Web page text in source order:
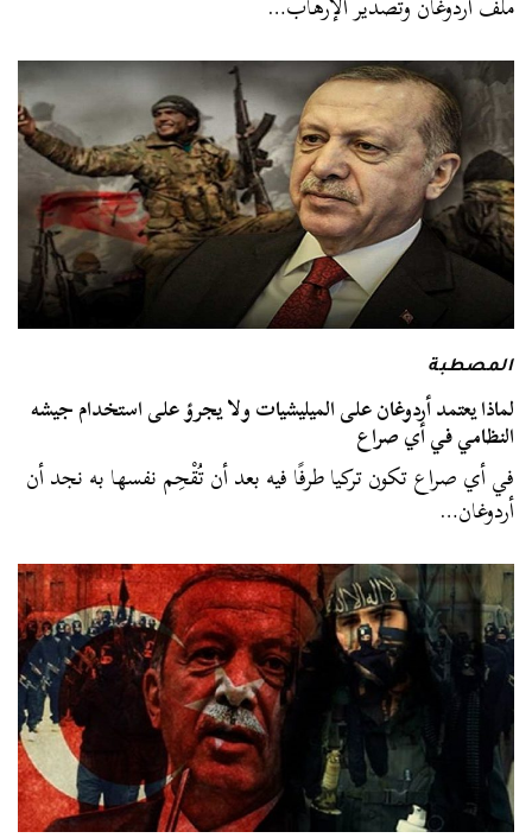
المصطبة
لماذا يعتمد أردوغان على الميليشيات ولا يجرؤ على استخدام جيشه
النظامي في أي صراع
في أي صراع تكون تركيا طرفًا فيه بعد أن تُقْحِم نفسها به نجد أن
أردوغان…